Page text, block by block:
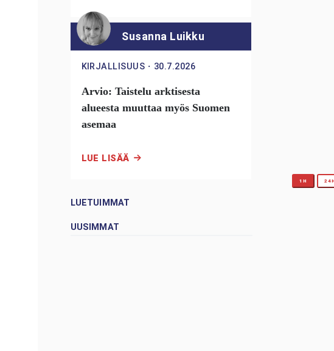
Susanna Luikku
KIRJALLISUUS ・ 30.7.2026
Arvio: Taistelu arktisesta
alueesta muuttaa myös Suomen
asemaa
LUE LISÄÄ
LUETUIMMAT
1H
UUSIMMAT